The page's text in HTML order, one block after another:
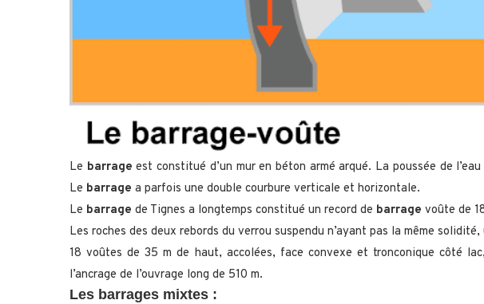
Le barrage est constitué d’un mur en béton armé arqué. La poussée de
Le barrage a parfois une double courbure verticale et horizontale.
Le barrage de Tignes a longtemps constitué un record de barrage voûte de
Les roches des deux rebords du verrou suspendu n’ayant pas la même
18 voûtes de 35 m de haut, accolées, face convexe et tronconique côté
l’ancrage de l’ouvrage long de 510 m.
Les barrages mixtes :